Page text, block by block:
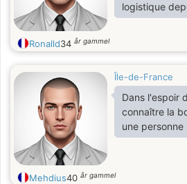
logistique
Ronalld34 år gammel
Île-de-France
Dans l'espoir
connaître la
une
Mehdius40 år gammel